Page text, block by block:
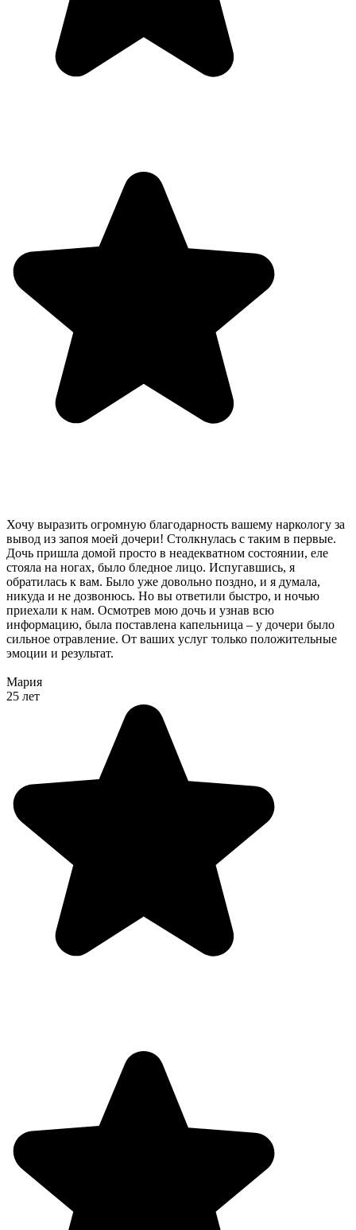
Хочу выразить огромную благодарность вашему наркологу за
вывод из запоя моей дочери! Столкнулась с таким в первые.
Дочь пришла домой просто в неадекватном состоянии, еле
стояла на ногах, было бледное лицо. Испугавшись, я
обратилась к вам. Было уже довольно поздно, и я думала,
никуда и не дозвонюсь. Но вы ответили быстро, и ночью
приехали к нам. Осмотрев мою дочь и узнав всю
информацию, была поставлена капельница – у дочери было
сильное отравление. От ваших услуг только положительные
эмоции и результат.
Мария
25 лет